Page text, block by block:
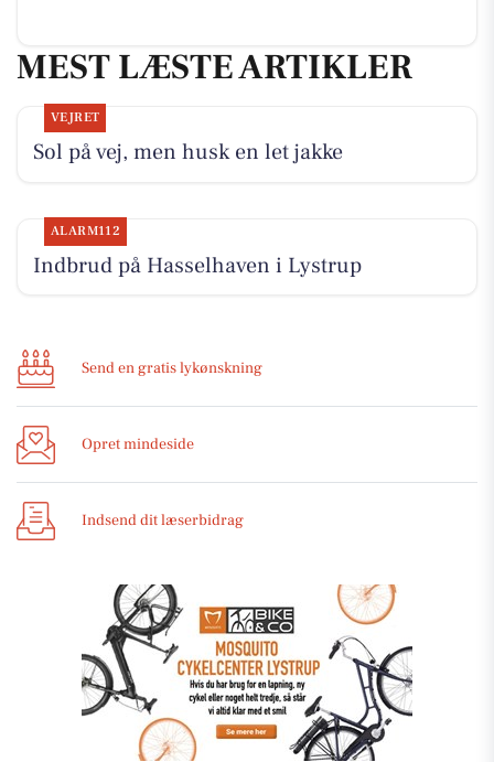
MEST LÆSTE ARTIKLER
VEJRET
Sol på vej, men husk en let jakke
ALARM112
Indbrud på Hasselhaven i Lystrup
Send en gratis lykønskning
Opret mindeside
Indsend dit læserbidrag